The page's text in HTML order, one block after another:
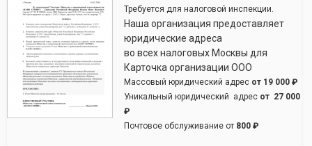
Требуется для налоговой инспекции.
Наша организация предоставляет
юридические адреса
во всех налоговых Москвы для
Карточка организации ООО
Массовый юридический адрес от 19 000 ₽
Уникальный юридический адрес от 27 000
₽
Почтовое обслуживание от 800 ₽